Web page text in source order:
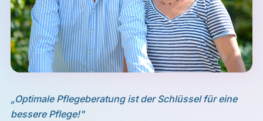
„Optimale Pflegeberatung ist der Schlüssel für eine
bessere Pflege!"